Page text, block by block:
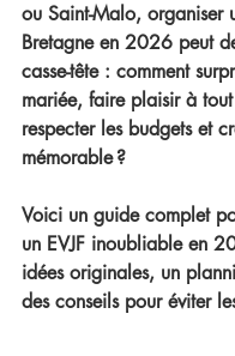
ou Saint-Malo, organiser
Bretagne en 2026 peut
casse-tête : comment
mariée, faire plaisir à
respecter les budgets et
mémorable ?
Voici un guide complet
un EVJF inoubliable en
idées originales, un
des conseils pour éviter